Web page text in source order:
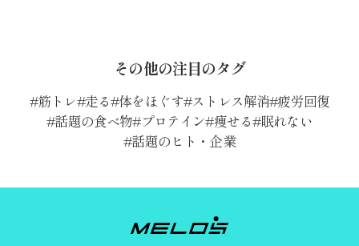
その他の注目のタグ
筋トレ 走る 体をほぐす ストレス解消 疲労回復
話題の食べ物 プロテイン 痩せる 眠れない
話題のヒト・企業